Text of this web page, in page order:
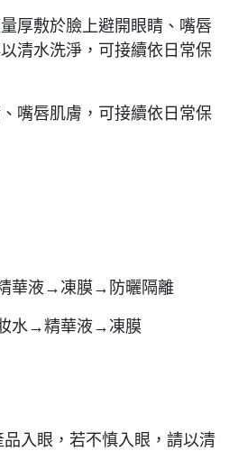
厚敷於臉上避開眼睛、嘴唇
清水洗淨，可接續依日常保
嘴唇肌膚，可接續依日常保
華液→凍膜→防曬隔離
水→精華液→凍膜
入眼，若不慎入眼，請以清